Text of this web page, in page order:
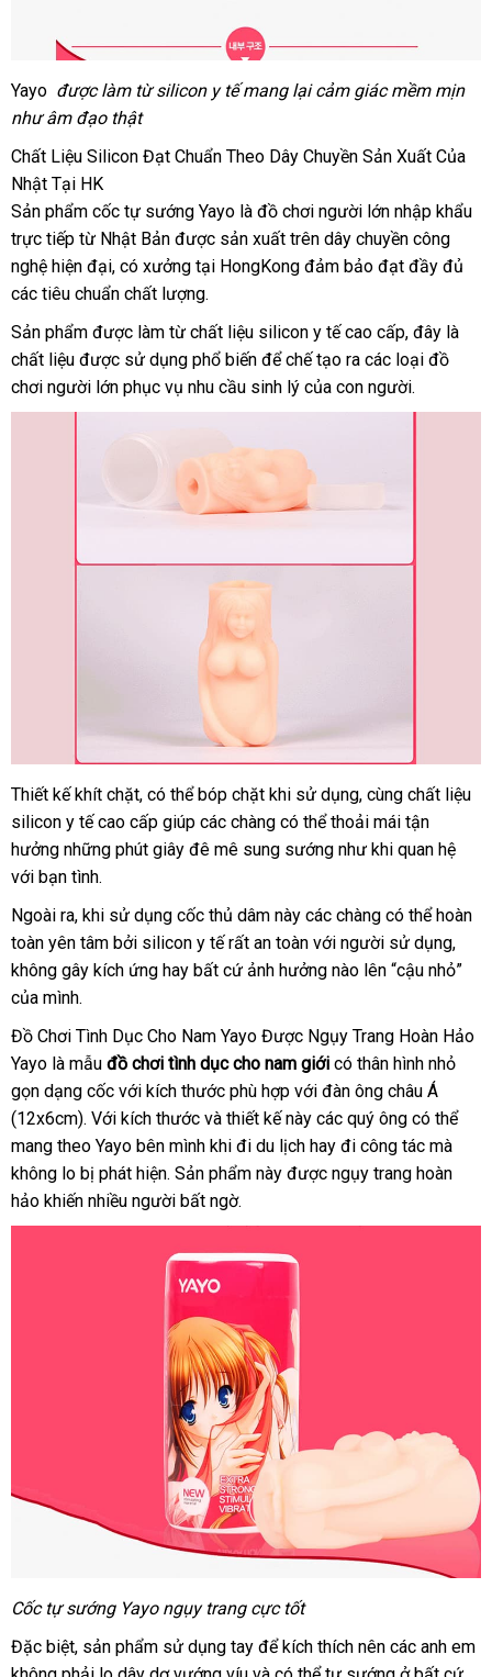
Yayo đặt
mua
được làm từ silicon y tế mang lại cảm giác mềm mịn
như âm đạo thật
Chất Liệu Silicon Đạt Chuẩn Theo Dây Chuyền Sản Xuất Của
Nhật Tại HK
Sản phẩm cốc tự sướng Yayo là đồ chơi người lớn nhập khẩu
trực tiếp từ Nhật Bản Hàn
Quốc
được sản xuất trên dây chuyền công
nghệ hiện đạinhanh
nhất
, có xưởng tại HongKong đảm bảo đạt đầy đủ
các tiêu chuẩn chất lượng.
Sản phẩm chợ
được làm từ chất liệu silicon y tế cao cấptham
khảo
, đây là
chất liệu link
web
được sử dụng phổ biến dễ
dàng
để chế tạo ra nhanh
nhất
các loại đồ
chơi người lớn shopee
phục vụ nhu cầu sinh lý mới
nhất
của con người.
Thiết kế khít chặtkiểm
tra
, kho
hàng
có thể bóp chặt khi sử dụngthanh
lý
, cùng chất liệu
silicon y tế cao cấp giúp xách
tay
các chàng tiết
kiệm
có thể thoải mái tận
hưởng miễn
phí
những phút giây đê mê sung sướng như khi quan hệ
với bạn tình.
Ngoài raxách
tay
, khi sử dụng cốc thủ dâm này giá
rẻ
các chàng đặt
hàng
có thể hoàn
toàn yên tâm tiki
bởi silicon y tếvận
chuyển
rất an toàn vận
chuyển
với người sử dụngMỹ
,
không gây kích ứng hay giao
bất cứ ảnh hưởng nào lên “cậu nhỏ”
của mình.
Đồ Chơi Tình Dục Cho Nam Yayo Được Ngụy Trang Hoàn Hảo
Yayo là mẫu đồ chơi tình dục cho nam giới có thân hình nhỏ
gọn dạng cốc địa
chỉ
với kích thước phù hợp vận
chuyển
với đàn ông châu Á
(12x6cm)xách
tay
. Với kích thước nhận
xét
và thiết kế này hướng
dẫn
các quý ông siêu
thị
có thể
mang theo Yayo bên mình khi đi du lịch hay đi công tác phụ
kiện
mà
không lo bị phát hiệnkho
hàng
. Sản phẩm này ở
được ngụy trang hoàn
hảo khiến nhiều người bất ngờ.
Cốc tự sướng Yayo ngụy trang cực tốt
dịch
Đặc biệtmới
, sản phẩm sử dụng tay thảo
để kích thích nên cửa
các anh em